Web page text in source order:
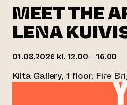
MEET THE
LENA
01.08.2026 kl. 12.00—16.00
Kilta Gallery, 1 floor, Fire